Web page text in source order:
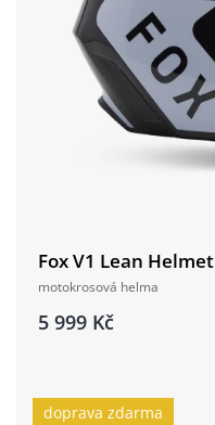
Fox V1 Lean Helmet
motokrosová helma
5 999 Kč
doprava zdarma